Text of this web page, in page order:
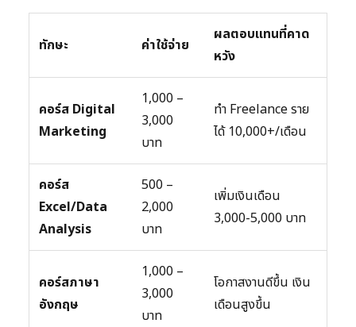
ทักษะ ค่าใช้จ่าย
ผลตอบแทนที่คาด
หวัง
คอร์ส Digital
Marketing
1,000 –
3,000
บาท
ทำ Freelance ราย
ได้ 10,000+/เดือน
คอร์ส
Excel/Data
Analysis
500 –
2,000
บาท
เพิ่มเงินเดือน
3,000-5,000 บาท
คอร์สภาษา
อังกฤษ
1,000 –
3,000
บาท
โอกาสงานดีขึ้น เงิน
เดือนสูงขึ้น